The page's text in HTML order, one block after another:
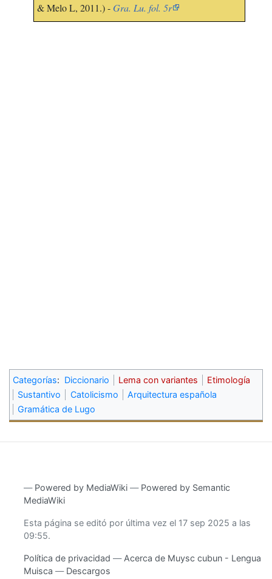
& Melo L, 2011.) -Gra. Lu. fol. 5r
Categorías: Diccionario Lema con variantes
Etimología
Sustantivo
Catolicismo
Arquitectura española
Gramática de Lugo
― Powered by MediaWiki ― Powered by Semantic
MediaWiki
Esta página se editó por última vez el 17 sep 2025 a las
09:55.
Política de privacidad
Acerca de Muysc cubun - Lengua
Muisca
Descargos